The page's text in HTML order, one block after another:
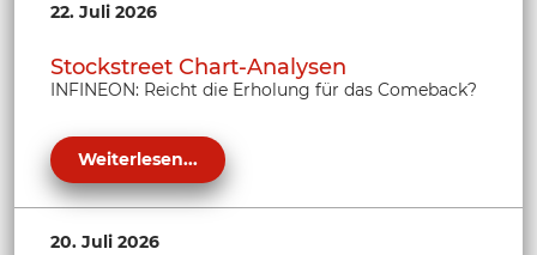
22. Juli 2026
Stockstreet Chart-Analysen
INFINEON: Reicht die Erholung für das Comeback?
Weiterlesen...
20. Juli 2026